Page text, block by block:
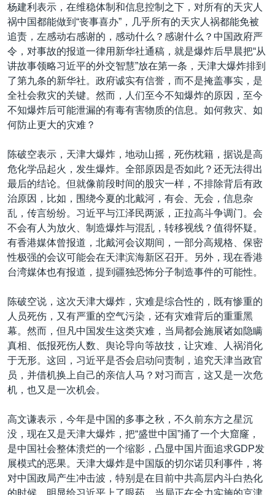
杨建利表示，在维稳体制和信息控制之下，对所有的天灾人
祸中国都能做到“丧事喜办”，几乎所有的天灾人祸都能免被
追责，左感动右感谢的，感动什么？感谢什么？中国政府严
令，对事故的报道一律用新华社通稿，就是爆炸后早晨把“从
讲故事领略习近平的外交智慧”放在第一条，天津大爆炸排到
了第九条的新华社。政府诚实有信誉，而不是掩盖事实，是
全社会救灾的关键。然而，人们至今不知爆炸的原因，至今
不知爆炸后可能泄漏的有毒有害物质的信息。如何救灾、如
何防止更大的灾难？
陈破空表示，天津大爆炸，地动山摇，死伤枕籍，据说是高
危化学品起火，发生爆炸。全部原因是否如此？还无法得出
最后的结论。但就像前段时间的股灾一样，不排除背后有政
治原因，比如，围绕今夏的北戴河，有会、无会，信息杂
乱，传言纷纷。习近平与江泽民两派，正拉高斗争调门。会
不会有人为放火、制造爆炸与混乱，转移视线？值得怀疑。
有香港媒体曾报道，北戴河会议期间，一部分高规格、保密
性极强的会议可能会在天津滨海新区召开。另外，现在香港
台湾媒体也有报道，提到疆独恐怖分子制造事件的可能性。
陈破空说，这次天津大爆炸，灾难是综合性的，既有惨重的
人员死伤，又有严重的空气污染，还有灾难背后的重重黑
幕。然而，但凡中国发生这类灾难，当局都会施展诸如隐瞒
真相、低报死伤人数、舆论导向等故技，让灾难、人祸消化
于无形。这回，习近平是否会启动问责制，追究天津当政官
员，并借机换上自己的亲信人马？对习而言，这又是一次危
机，也又是一次机会。
高文谦表示，今年是中国的多事之秋，不久前东方之星沉
没，现在又是天津大爆炸，把“盛世中国”捅了一个大窟窿，
是中国社会整体溃烂的一个缩影，凸显中国片面追求GDP发
展模式的恶果。天津大爆炸是中国版的切尔诺贝利事件，将
对中国政局产生冲击波，特别是在目前中共高层内斗白热化